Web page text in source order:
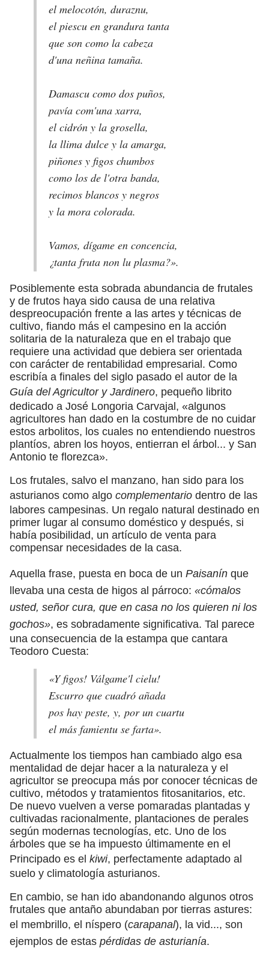
el melocotón, duraznu,
el piescu en grandura tanta
que son como la cabeza
d'una neñina tamaña.
Damascu como dos puños,
pavía com'una xarra,
el cidrón y la grosella,
la llima dulce y la amarga,
piñones y figos chumbos
como los de l'otra banda,
recimos blancos y negros
y la mora colorada.
Vamos, dígame en concencia,
¿tanta fruta non lu plasma?».
Posiblemente esta sobrada abundancia de frutales
y de frutos haya sido causa de una relativa
despreocupación frente a las artes y técnicas de
cultivo, fiando más el campesino en la acción
solitaria de la naturaleza que en el trabajo que
requiere una actividad que debiera ser orientada
con carácter de rentabilidad empresarial. Como
escribía a finales del siglo pasado el autor de la
Guía del Agricultor y Jardinero, pequeño librito
dedicado a José Longoria Carvajal, «algunos
agricultores han dado en la costumbre de no cuidar
estos arbolitos, los cuales no entendiendo nuestros
plantíos, abren los hoyos, entierran el árbol... y San
Antonio te florezca».
Los frutales, salvo el manzano, han sido para los
asturianos como algo complementario dentro de las
labores campesinas. Un regalo natural destinado en
primer lugar al consumo doméstico y después, si
había posibilidad, un artículo de venta para
compensar necesidades de la casa.
Aquella frase, puesta en boca de un Paisanín que
llevaba una cesta de higos al párroco: «cómalos
usted, señor cura, que en casa no los quieren ni los
gochos», es sobradamente significativa. Tal parece
una consecuencia de la estampa que cantara
Teodoro Cuesta:
«Y figos! Válgame'l cielu!
Escurro que cuadró añada
pos hay peste, y, por un cuartu
el más famientu se farta».
Actualmente los tiempos han cambiado algo esa
mentalidad de dejar hacer a la naturaleza y el
agricultor se preocupa más por conocer técnicas de
cultivo, métodos y tratamientos fitosanitarios, etc.
De nuevo vuelven a verse pomaradas plantadas y
cultivadas racionalmente, plantaciones de perales
según modernas tecnologías, etc. Uno de los
árboles que se ha impuesto últimamente en el
Principado es el kiwi, perfectamente adaptado al
suelo y climatología asturianos.
En cambio, se han ido abandonando algunos otros
frutales que antaño abundaban por tierras astures:
el membrillo, el níspero (carapanal), la vid..., son
ejemplos de estas pérdidas de asturianía.